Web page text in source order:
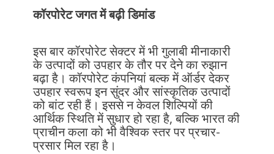
कॉरपोरेट जगत में बढ़ी डिमांड
इस बार कॉरपोरेट सेक्टर में भी गुलाबी मीनाकारी
के उत्पादों को उपहार के तौर पर देने का रुझान
बढ़ा है। कॉरपोरेट कंपनियां बल्क में ऑर्डर देकर
उपहार स्वरूप इन सुंदर और सांस्कृतिक उत्पादों
को बांट रही हैं। इससे न केवल शिल्पियों की
आर्थिक स्थिति में सुधार हो रहा है, बल्कि भारत की
प्राचीन कला को भी वैश्विक स्तर पर प्रचार-
प्रसार मिल रहा है।